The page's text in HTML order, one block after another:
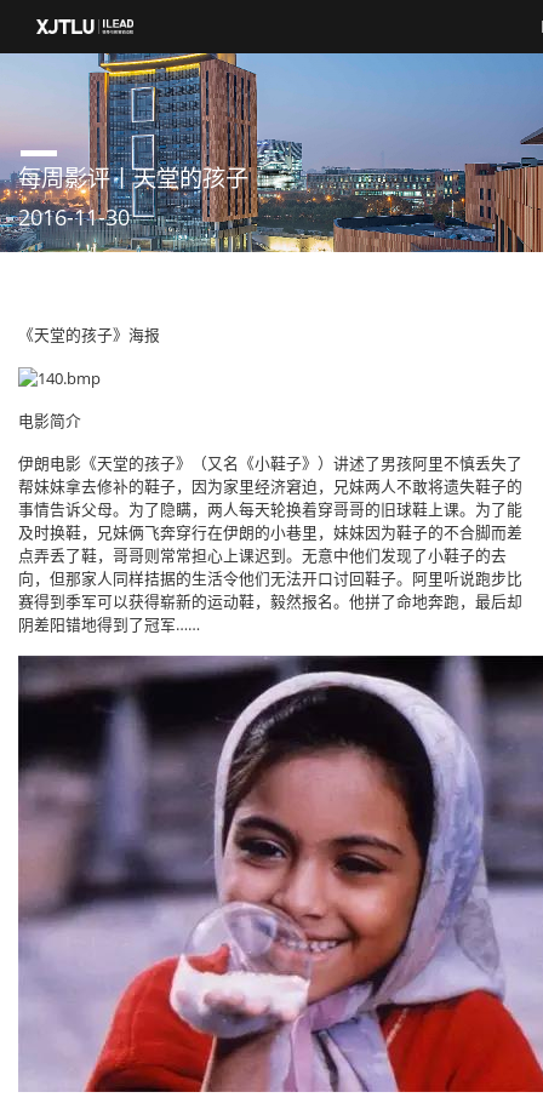
每周影评丨天堂的孩子
2016-11-30
《天堂的孩子》海报
电影简介
伊朗电影《天堂的孩子》（又名《小鞋子》）讲述了男孩阿里不慎丢失了
帮妹妹拿去修补的鞋子，因为家里经济窘迫，兄妹两人不敢将遗失鞋子的
事情告诉父母。为了隐瞒，两人每天轮换着穿哥哥的旧球鞋上课。为了能
及时换鞋，兄妹俩飞奔穿行在伊朗的小巷里，妹妹因为鞋子的不合脚而差
点弄丢了鞋，哥哥则常常担心上课迟到。无意中他们发现了小鞋子的去
向，但那家人同样拮据的生活令他们无法开口讨回鞋子。阿里听说跑步比
赛得到季军可以获得崭新的运动鞋，毅然报名。他拼了命地奔跑，最后却
阴差阳错地得到了冠军……